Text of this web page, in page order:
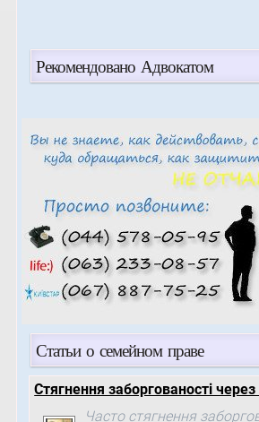
Рекомендовано Адвокатом
Статьи о семейном праве
Стягнення заборгованості через
Часто стягнення